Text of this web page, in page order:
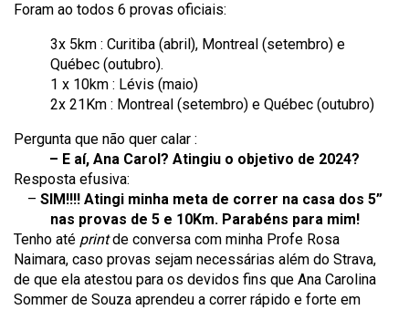
Foram ao todos 6 provas oficiais:
3x 5km : Curitiba (abril), Montreal (setembro) e
Québec (outubro).
1 x 10km : Lévis (maio)
2x 21Km : Montreal (setembro) e Québec (outubro)
Pergunta que não quer calar :
– E aí, Ana Carol? Atingiu o objetivo de 2024?
Resposta efusiva:
– SIM!!!! Atingi minha meta de correr na casa dos 5”
nas provas de 5 e 10Km. Parabéns para mim!
Tenho até printde conversa com minha Profe Rosa
Naimara, caso provas sejam necessárias além do Strava,
de que ela atestou para os devidos fins que Ana Carolina
Sommer de Souza aprendeu a correr rápido e forte em